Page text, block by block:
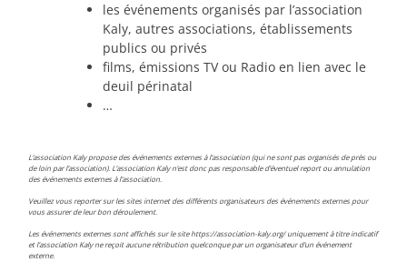
les événements organisés par l’association
Kaly, autres associations, établissements
publics ou privés
films, émissions TV ou Radio en lien avec le
deuil périnatal
…
L’association Kaly propose des événements externes à l’association (qui ne sont pas organisés de près ou
de loin par l’association). L’association Kaly n’est donc pas responsable d’éventuel report ou annulation
des événements externes à l’association.
Veuillez vous reporter sur les sites internet des différents organisateurs des événements externes pour
vous assurer de leur bon déroulement.
Les événements externes sont affichés sur le site https://association-kaly.org/ uniquement à titre indicatif
et l’association Kaly ne reçoit aucune rétribution quelconque par un organisateur d’un événement
externe.
04:00
05:00